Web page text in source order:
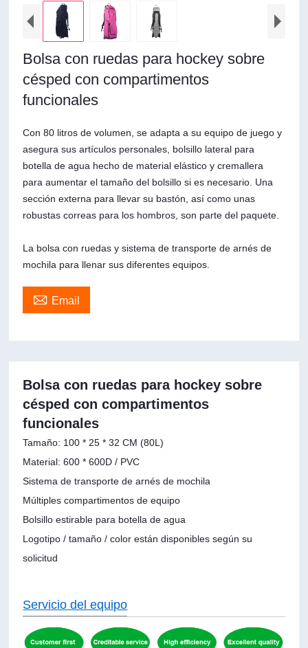
Bolsa con ruedas para hockey sobre
césped con compartimentos
funcionales
Con 80 litros de volumen, se adapta a su equipo de juego y
asegura sus artículos personales, bolsillo lateral para
botella de agua hecho de material elástico y cremallera
para aumentar el tamaño del bolsillo si es necesario. Una
sección externa para llevar su bastón, así como unas
robustas correas para los hombros, son parte del paquete.
La bolsa con ruedas y sistema de transporte de arnés de
mochila para llenar sus diferentes equipos.
 Email
Bolsa con ruedas para hockey sobre
césped con compartimentos
funcionales
Tamaño: 100 * 25 * 32 CM (80L)
Material: 600 * 600D / PVC
Sistema de transporte de arnés de mochila
Múltiples compartimentos de equipo
Bolsillo estirable para botella de agua
Logotipo / tamaño / color están disponibles según su
solicitud
Servicio del equipo